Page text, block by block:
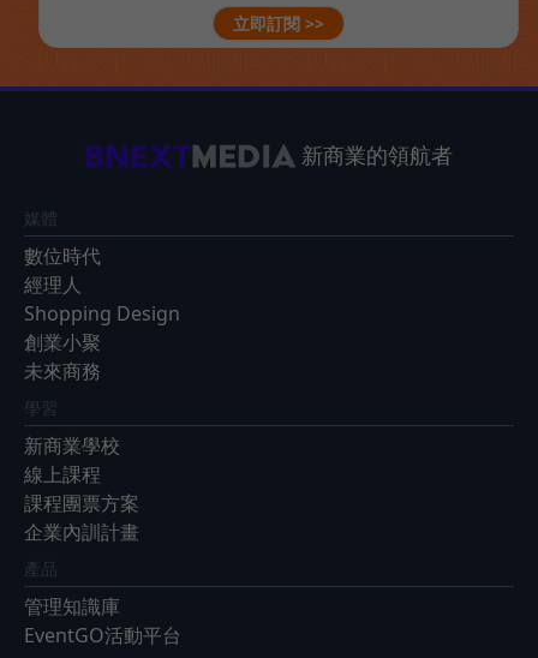
立即訂閱 >>
新商業的領航者
媒體
數位時代
經理人
Shopping Design
創業小聚
未來商務
學習
新商業學校
線上課程
課程團票方案
企業內訓計畫
產品
管理知識庫
EventGO活動平台